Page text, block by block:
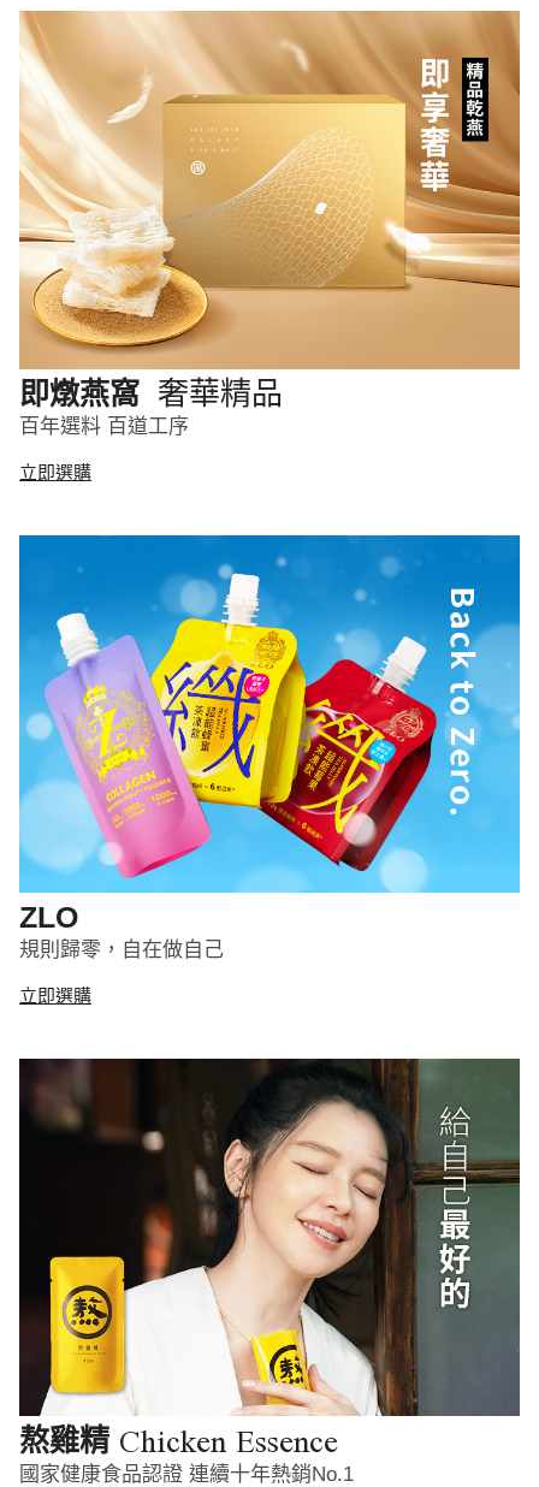
即燉燕窩 奢華精品
百年選料 百道工序
立即選購
ZLO
規則歸零，自在做自己
立即選購
熬雞精 Chicken Essence
國家健康食品認證 連續十年熱銷No.1